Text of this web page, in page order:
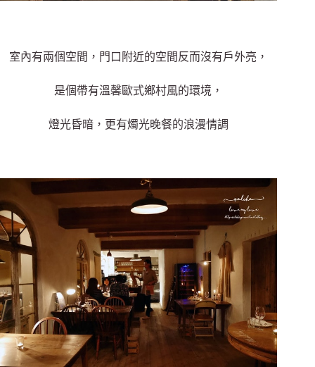
室內有兩個空間，門口附近的空間反而沒有戶外亮，
是個帶有溫馨歐式鄉村風的環境，
燈光昏暗，更有燭光晚餐的浪漫情調